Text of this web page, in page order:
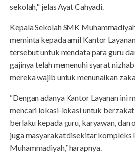
sekolah," jelas Ayat Cahyadi.
Kepala Sekolah SMK
meminta kepada amil Kantor
tersebut untuk mendata para guru
gajinya telah memenuhi syarat
mereka wajib untuk menunaikan
“Dengan adanya Kantor Layanan ini
mencari lokasi-lokasi untuk
berlaku kepada guru, karyawan, dan
juga masyarakat disekitar kompleks
Muhammadiyah,” harapnya.